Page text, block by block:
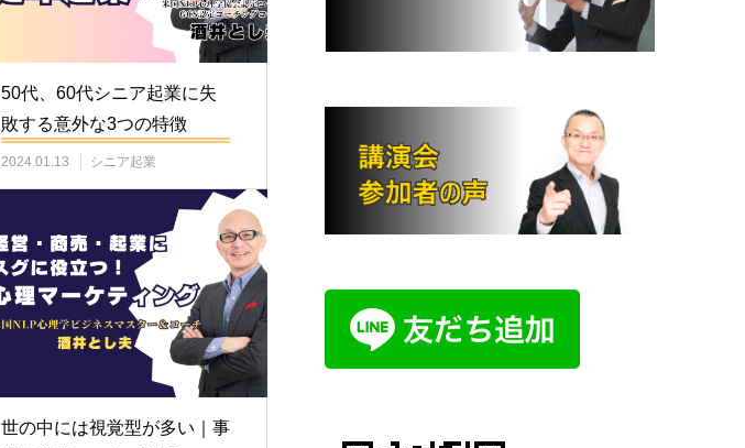
50代、60代シニア起業に失
敗する意外な3つの特徴
2024.01.13 シニア起業
世の中には視覚型が多い｜事